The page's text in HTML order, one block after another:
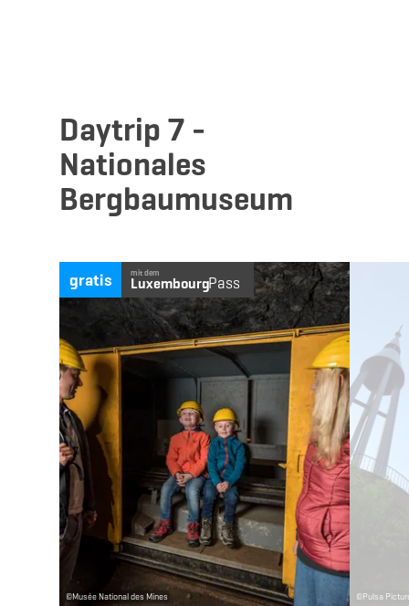
Daytrip 7 -
Nationales
Bergbaumuseum
©Musée National des Mines
gratis mit dem
LuxembourgPass
©Pulsa